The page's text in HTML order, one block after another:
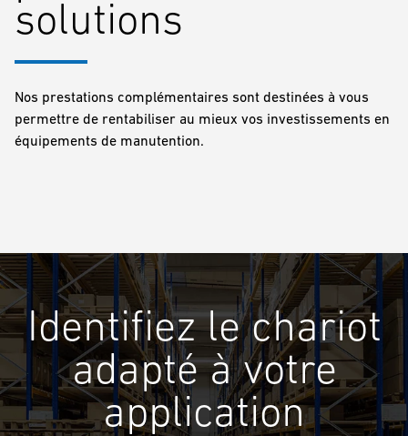
solutions
Nos prestations complémentaires sont destinées à vous
permettre de rentabiliser au mieux vos investissements en
équipements de manutention.
Identifiez le chariot
adapté à votre
application